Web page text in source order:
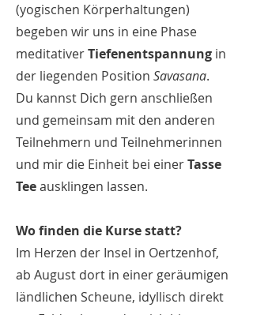
(yogischen Körperhaltungen)
begeben wir uns in eine Phase
meditativerTiefenentspannung in
der liegenden Position Savasana.
Du kannst Dich gern anschließen
und gemeinsam mit den anderen
Teilnehmern und Teilnehmerinnen
und mir die Einheit bei einerTasse
Teeausklingen lassen.
Wo finden die Kurse statt?
Im Herzen der Insel in Oertzenhof,
ab August dort in einer geräumigen
ländlichen Scheune, idyllisch direkt